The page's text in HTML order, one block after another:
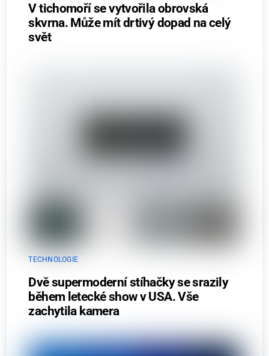
V tichomoří se vytvořila obrovská
skvrna. Může mít drtivý dopad na celý
svět
TECHNOLOGIE
Dvě supermoderní stíhačky se srazily
během letecké show v USA. Vše
zachytila kamera